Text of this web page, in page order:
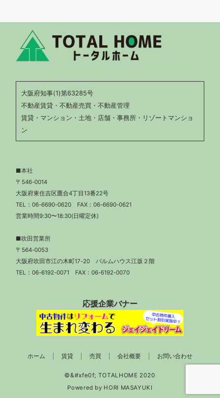
大阪府知事(1)第63285号
不動産賃貸・不動産売買・不動産管理
賃貸・マンション・土地・店舗・事務所・リゾートマンショ
ン
■本社
〒546-0014
大阪府東住吉区鷹合4丁目13番22号
TEL： 06-6690-0620 FAX：06-6690-0621
営業時間9:30〜18:30(日曜定休)
■吹田営業所
〒564-0053
大阪府吹田市江の木町17-20 パルムハウス江坂２階
TEL： 06-6192-0071 FAX：06-6192-0070
応援企業バナー
ホーム 賃貸 売買 会社概要 お問い合わせ
Powered by